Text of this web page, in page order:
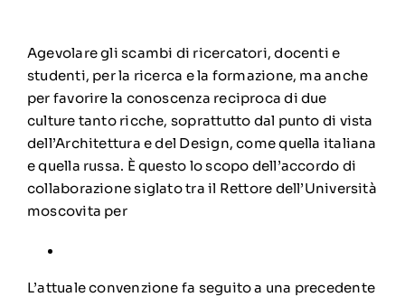
Agevolare gli scambi di ricercatori, docenti e
studenti, per la ricerca e la formazione, ma anche
per favorire la conoscenza reciproca di due
culture tanto ricche, soprattutto dal punto di vista
dell’Architettura e del Design, come quella italiana
e quella russa. È questo lo scopo dell’accordo di
collaborazione siglato tra il Rettore dell’Università
moscovita per
L’attuale convenzione fa seguito a una precedente